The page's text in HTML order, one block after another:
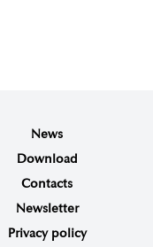
News
Download
Contacts
Newsletter
Privacy policy